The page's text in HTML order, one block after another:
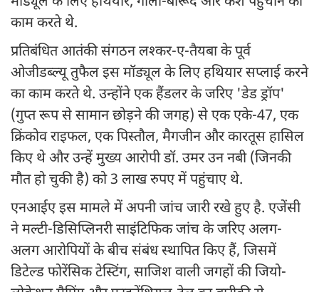
काम करते थे.
प्रतिबंधित आतंकी संगठन लश्कर-ए-तैयबा के पूर्व
ओजीडब्ल्यू तुफैल इस मॉड्यूल के लिए हथियार सप्लाई करने
का काम करते थे. उन्होंने एक हैंडलर के जरिए 'डेड ड्रॉप'
(गुप्त रूप से सामान छोड़ने की जगह) से एक एके-47, एक
क्रिंकोव राइफल, एक पिस्तौल, मैगजीन और कारतूस हासिल
किए थे और उन्हें मुख्य आरोपी डॉ. उमर उन नबी (जिनकी
मौत हो चुकी है) को 3 लाख रुपए में पहुंचाए थे.
एनआईए इस मामले में अपनी जांच जारी रखे हुए है. एजेंसी
ने मल्टी-डिसिप्लिनरी साइंटिफिक जांच के जरिए अलग-
अलग आरोपियों के बीच संबंध स्थापित किए हैं, जिसमें
डिटेल्ड फोरेंसिक टेस्टिंग, साजिश वाली जगहों की जियो-